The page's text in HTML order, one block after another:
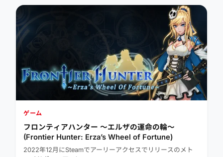
ゲーム
フロンティアハンター ～エルザの運命の輪～
(Frontier Hunter: Erza’s Wheel of Fortune)
2022年12月にSteamでアーリーアクセスでリリースのメト